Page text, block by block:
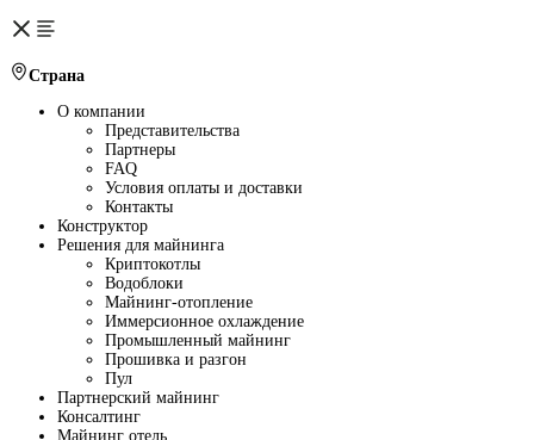
Страна
О компании
Представительства
Партнеры
FAQ
Условия оплаты и доставки
Контакты
Конструктор
Решения для майнинга
Криптокотлы
Водоблоки
Майнинг-отопление
Иммерсионное охлаждение
Промышленный майнинг
Прошивка и разгон
Пул
Партнерский майнинг
Консалтинг
Майнинг отель